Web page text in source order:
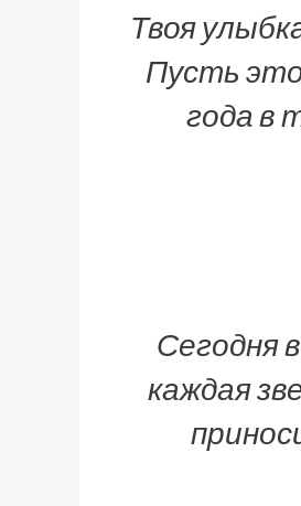
Твоя
Пусть
года в
Сегодня
каждая